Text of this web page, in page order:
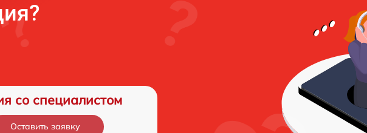
со специалистом
Оставить заявку